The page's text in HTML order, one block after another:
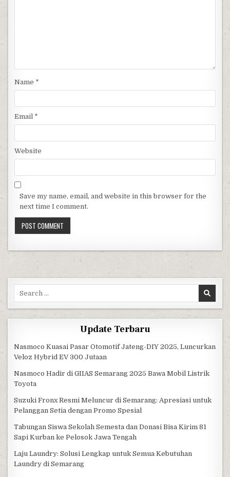
Name *
Email *
Website
Save my name, email, and website in this browser for the
next time I comment.
Update Terbaru
Nasmoco Kuasai Pasar Otomotif Jateng-DIY 2025, Luncurkan
Veloz Hybrid EV 300 Jutaan
Nasmoco Hadir di GIIAS Semarang 2025 Bawa Mobil Listrik
Toyota
Suzuki Fronx Resmi Meluncur di Semarang: Apresiasi untuk
Pelanggan Setia dengan Promo Spesial
Tabungan Siswa Sekolah Semesta dan Donasi Bisa Kirim 81
Sapi Kurban ke Pelosok Jawa Tengah
Laju Laundry: Solusi Lengkap untuk Semua Kebutuhan
Laundry di Semarang